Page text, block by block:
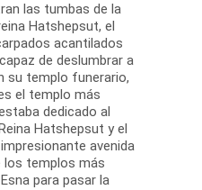
las tumbas de la
Hatshepsut, el
acantilados
de deslumbrar a
su templo funerario,
el templo más
dedicado al
Hatshepsut y el
avenida
los templos más
para pasar la